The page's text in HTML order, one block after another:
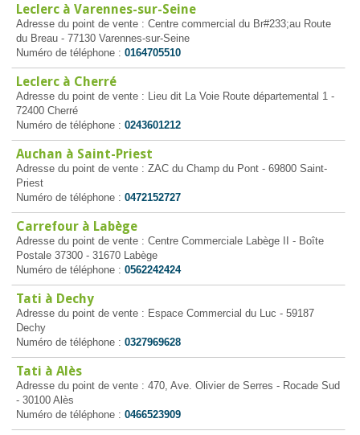
Leclerc à Varennes-sur-Seine
Adresse du point de vente : Centre commercial du Br#233;au Route
du Breau - 77130 Varennes-sur-Seine
Numéro de téléphone : 0164705510
Leclerc à Cherré
Adresse du point de vente : Lieu dit La Voie Route départemental 1 -
72400 Cherré
Numéro de téléphone : 0243601212
Auchan à Saint-Priest
Adresse du point de vente : ZAC du Champ du Pont - 69800 Saint-
Priest
Numéro de téléphone : 0472152727
Carrefour à Labège
Adresse du point de vente : Centre Commerciale Labège II - Boîte
Postale 37300 - 31670 Labège
Numéro de téléphone : 0562242424
Tati à Dechy
Adresse du point de vente : Espace Commercial du Luc - 59187
Dechy
Numéro de téléphone : 0327969628
Tati à Alès
Adresse du point de vente : 470, Ave. Olivier de Serres - Rocade Sud
- 30100 Alès
Numéro de téléphone : 0466523909